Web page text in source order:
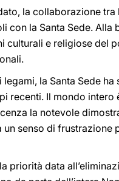
la collaborazione
con la Santa Sede.
culturali e religiose del
la Santa Sede
recenti. Il mondo
la notevole
senso di
priorità data